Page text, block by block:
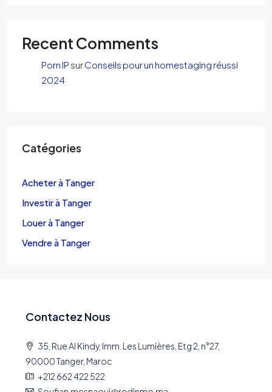
Recent Comments
Porn IP surConseils pour un homestaging réussi
2024
Catégories
Acheter à Tanger
Investir à Tanger
Louer à Tanger
Vendre à Tanger
Contactez Nous
35, Rue Al Kindy, Imm. Les Lumières, Etg 2, n°27,
90000 Tanger, Maroc
+212 662 422 522